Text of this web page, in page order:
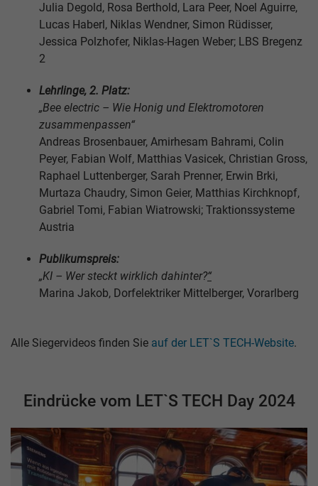
Julia Degold, Rosa Berthold, Lara Peer, Noel Aguirre,
Lucas Haberl, Niklas Wendner, Simon Rüdisser,
Jessica Polzhofer, Niklas-Hagen Weber; LBS Bregenz
2
Lehrlinge, 2. Platz:
„Bee electric – Wie Honig und Elektromotoren
zusammenpassen“
Andreas Brosenbauer, Amirhesam Bahrami, Colin
Peyer, Fabian Wolf, Matthias Vasicek, Christian Gross,
Raphael Luttenberger, Sarah Prenner, Erwin Brki,
Murtaza Chaudry, Simon Geier, Matthias Kirchknopf,
Gabriel Tomi, Fabian Wiatrowski; Traktionssysteme
Austria
Publikumspreis:
„KI – Wer steckt wirklich dahinter?“
Marina Jakob, Dorfelektriker Mittelberger, Vorarlberg
Alle Siegervideos finden Sie auf der LET`S TECH-Website.
Eindrücke vom LET`S TECH Day 2024